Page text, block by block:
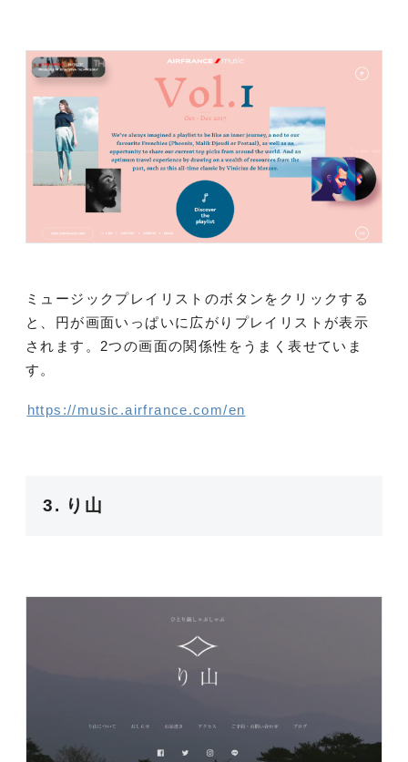
ミュージックプレイリストのボタンをクリックする
と、円が画面いっぱいに広がりプレイリストが表示
されます。2つの画面の関係性をうまく表せていま
す。
https://music.airfrance.com/en
3. り山